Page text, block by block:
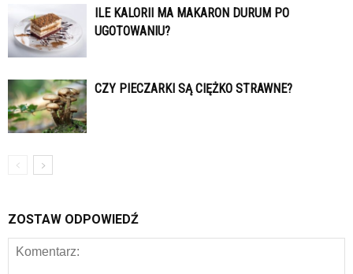
ILE KALORII MA MAKARON DURUM PO
UGOTOWANIU?
CZY PIECZARKI SĄ CIĘŻKO STRAWNE?
ZOSTAW ODPOWIEDŹ